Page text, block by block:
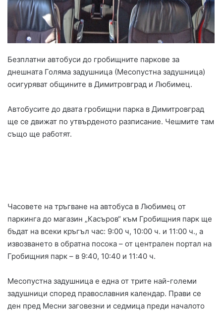
Безплатни автобуси до гробищните паркове за
днешната Голяма задушница (Месопустна задушница)
осигуряват общините в Димитровград и Любимец.
Автобусите до двата гробищни парка в Димитровград
ще се движат по утвърденото разписание. Чешмите там
също ще работят.
Часовете на тръгване на автобуса в Любимец от
паркинга до магазин „Касъров“ към Гробищния парк ще
бъдат на всеки кръгъл час: 9:00 ч, 10:00 ч. и 11:00 ч., а
извозването в обратна посока – от централен портал на
Гробищния парк – в 9:40, 10:40 и 11:40 ч.
Месопустна задушница е една от трите най-големи
задушници според православния календар. Прави се
ден пред Месни заговезни и седмица преди началото